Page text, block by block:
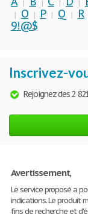
| | | |
| O| P| Q | R
9!@$
Inscrivez-
Rejoignez des 2
Avertissement,
Le service proposé a
indications. Le produit
fins de recherche et